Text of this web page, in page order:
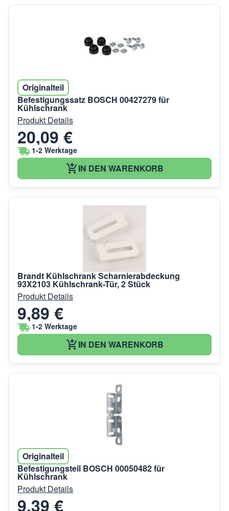
Originalteil
Befestigungssatz BOSCH 00427279 für
Kühlschrank
Produkt Details
20,09 €
1-2 Werktage
IN DEN WARENKORB
Brandt Kühlschrank Scharnierabdeckung
93X2103 Kühlschrank-Tür, 2 Stück
Produkt Details
9,89 €
1-2 Werktage
IN DEN WARENKORB
Originalteil
Befestigungsteil BOSCH 00050482 für
Kühlschrank
Produkt Details
9,39 €